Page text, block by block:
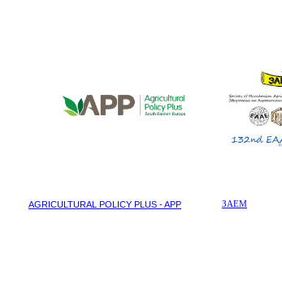
AGRICULTURAL POLICY PLUS - APP ЗАЕМ